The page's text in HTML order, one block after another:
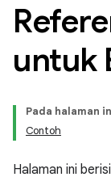
untuk
Pada halaman
Contoh
Halaman ini